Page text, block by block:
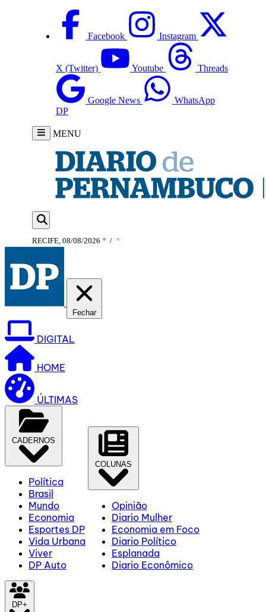
Facebook Instagram
X (Twitter) Youtube Threads
Google News
WhatsApp
DP
MENU
RECIFE, 08/08/2026 ° / °
Fechar
DIGITAL
HOME
ÚLTIMAS
CADERNOS
Política
Brasil
Mundo
Economia
Esportes DP
Vida Urbana
Viver
DP Auto
COLUNAS
Opinião
Diario Mulher
Economia em Foco
Diario Político
Esplanada
Diario Econômico
DP+